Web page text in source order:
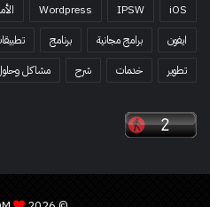
iOS
IPSW
Wordpress
ايفون
برامج مجانية برنامج
تطوير
خدمات شرح مشاكل